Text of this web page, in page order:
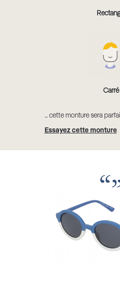
Carré
... cette monture sera
Essayez cette monture